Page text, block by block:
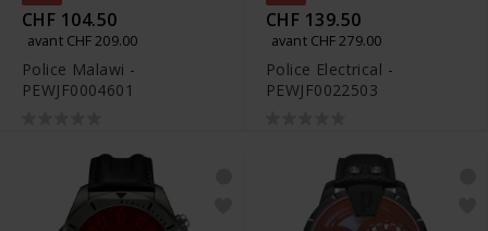
CHF 104.50
avant CHF 209.00
Police Malawi -
PEWJF0004601
CHF 139.50
avant CHF 279.00
Police Electrical -
PEWJF0022503